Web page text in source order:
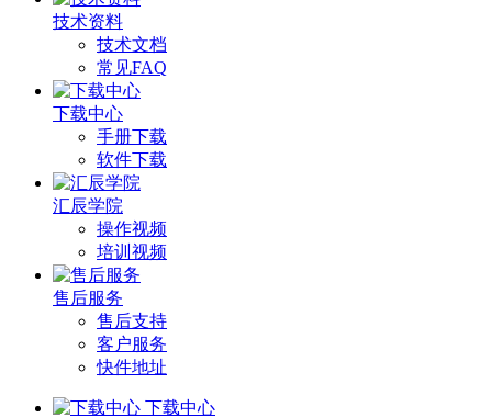
技术资料
技术文档
常见FAQ
下载中心
手册下载
软件下载
汇辰学院
操作视频
培训视频
售后服务
售后支持
客户服务
快件地址
下载中心